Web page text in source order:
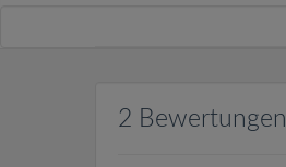
2 Bewertungen